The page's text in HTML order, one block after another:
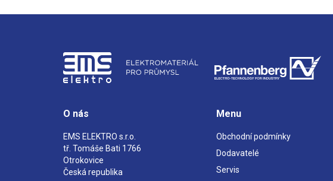
O nás
EMS ELEKTRO s.r.o.
tř. Tomáše Bati 1766
Otrokovice
Česká republika
Menu
Obchodní podmínky
Dodavatelé
Servis